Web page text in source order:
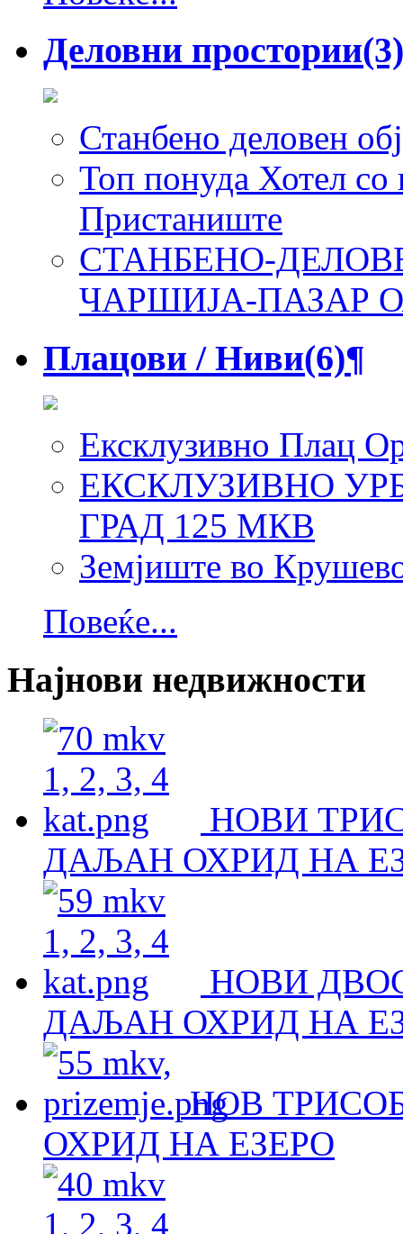
Деловни простории(3)
Станбено деловен
Топ понуда Хотел со
Пристаниште
СТАНБЕНО-
ЧАРШИЈА-ПАЗАР
Плацови / Ниви(6)¶
Ексклузивно Плац
ЕКСКЛУЗИВНО
ГРАД 125 МКВ
Земјиште во
Повеќе...
Најнови недвижности
НОВИ
ДАЉАН ОХРИД НА
НОВИ
ДАЉАН ОХРИД НА
НОВ
ОХРИД НА ЕЗЕРО